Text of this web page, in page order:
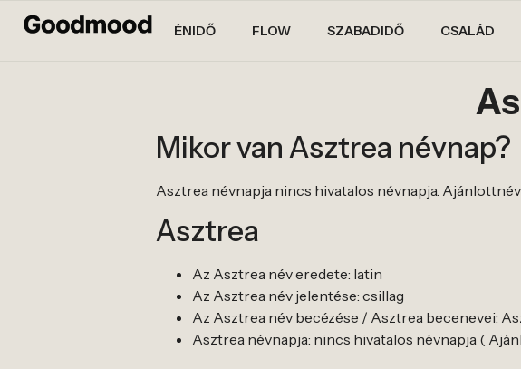
ÉNIDŐ FLOW SZABADIDŐ CSALÁD
Mikor van Asztrea névnap?
Asztrea névnapja nincs hivatalos névnapja.
Asztrea
Az Asztrea név eredete: latin
Az Asztrea név jelentése: csillag
Az Asztrea név becézése / Asztrea becenevei:
Asztrea névnapja: nincs hivatalos névnapja (